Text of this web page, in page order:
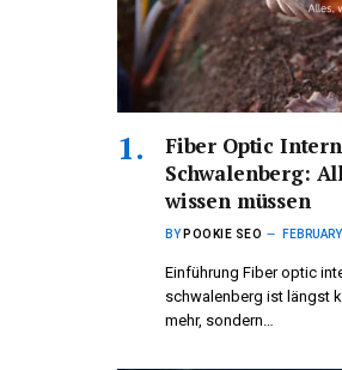
Fiber Optic
Schwalenberg:
wissen müssen
BY POOKIE SEO
Einführung Fiber optic
schwalenberg ist längst
mehr, sondern…